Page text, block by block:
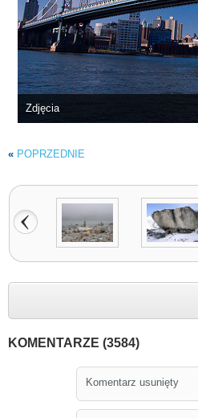
Zdjęcia
« POPRZEDNIE
KOMENTARZE (3584)
Komentarz usunięty